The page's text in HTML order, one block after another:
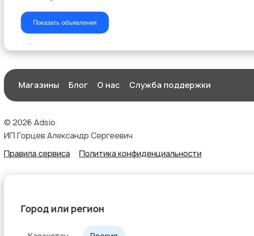
Показать объявления
Магазины Блог О нас Служба поддержки
© 2026 Adsio
ИП Горцев Александр Сергеевич
Правила сервиса
Политика конфиденциальности
Город или регион